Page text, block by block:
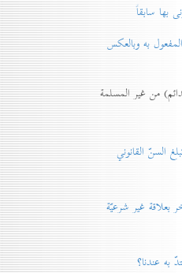
سابقاً
به وبالعكس
من غير المسلمة
القانوني
غير شرعيّة
عندنا؟